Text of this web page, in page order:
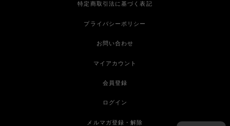
特定商取引法に基づく表記
プライバシーポリシー
お問い合わせ
マイアカウント
会員登録
ログイン
メルマガ登録・解除